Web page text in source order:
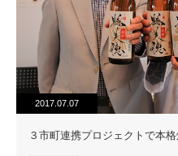
2017.07.07
３市町連携プロジェクトで本